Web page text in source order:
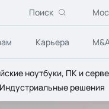
Поиск
Карьера
ноутбуки, ПК и
Индустриальные решения